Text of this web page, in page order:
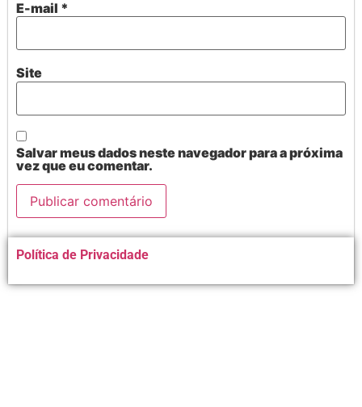
E-mail *
Site
Salvar meus dados neste navegador para a próxima
vez que eu comentar.
Alternative:
Política de Privacidade